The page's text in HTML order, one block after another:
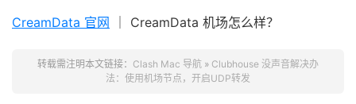
CreamData 官网 ｜ CreamData 机场怎么样？
转载需注明本文链接： Clash Mac 导航 » Clubhouse 没声音解决办
法：使用机场节点，开启UDP转发